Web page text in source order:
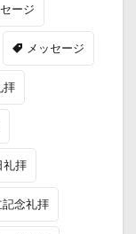
ージ
メッセージ
拝
礼拝
念礼拝